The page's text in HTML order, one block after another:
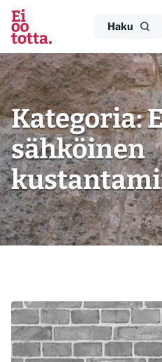
Siirry
sisältöön
Haku
Kategoria:
sähköinen